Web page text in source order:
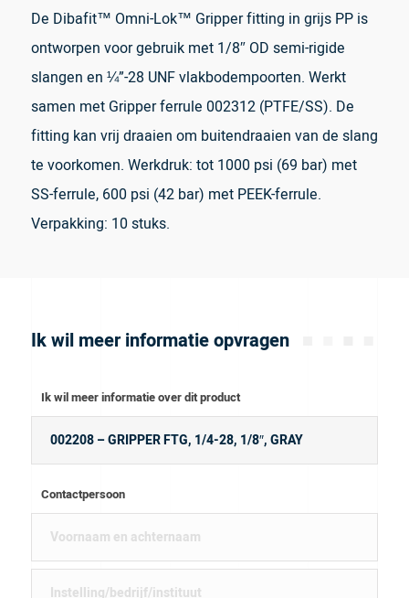
De Dibafit™ Omni-Lok™ Gripper fitting in grijs PP is
ontworpen voor gebruik met 1/8″ OD semi-rigide
slangen en ¼”-28 UNF vlakbodempoorten. Werkt
samen met Gripper ferrule 002312 (PTFE/SS). De
fitting kan vrij draaien om buitendraaien van de slang
te voorkomen. Werkdruk: tot 1000 psi (69 bar) met
SS-ferrule, 600 psi (42 bar) met PEEK-ferrule.
Verpakking: 10 stuks.
Ik wil meer informatie opvragen
Ik wil meer informatie over dit product
Contactpersoon